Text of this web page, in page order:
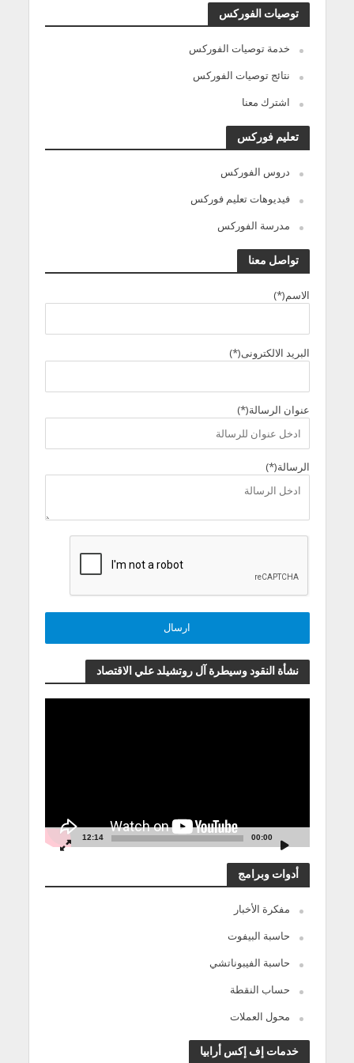
توصيات الفوركس
خدمة توصيات الفوركس
نتائج توصيات الفوركس
اشترك معنا
تعليم فوركس
دروس الفوركس
فيديوهات تعليم فوركس
مدرسة الفوركس
تواصل معنا
الاسم(*)
البريد الالكترونى(*)
عنوان الرسالة(*)
الرسالة(*)
نشأة النقود وسيطرة آل روتشيلد علي الاقتصاد
00:00
12:14
أدوات وبرامج
مفكرة الأخبار
حاسبة البيفوت
حاسبة الفيبوناتشي
حساب النقطة
محول العملات
خدمات إف إكس أرابيا